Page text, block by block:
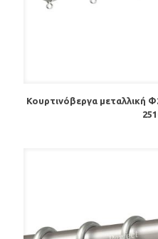
Κουρτινόβεργα μεταλλική